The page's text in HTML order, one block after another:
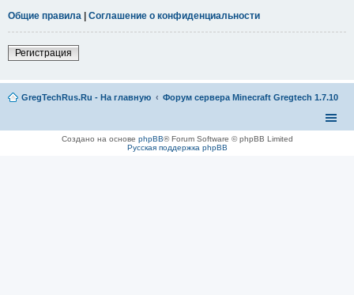
Общие правила | Соглашение о конфиденциальности
Регистрация
GregTechRus.Ru - На главную Форум сервера Minecraft Gregtech 1.7.10
Создано на основе phpBB® Forum Software © phpBB Limited
Русская поддержка phpBB